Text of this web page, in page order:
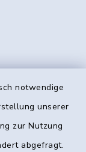
notwendige
unserer
zur Nutzung
abgefragt.